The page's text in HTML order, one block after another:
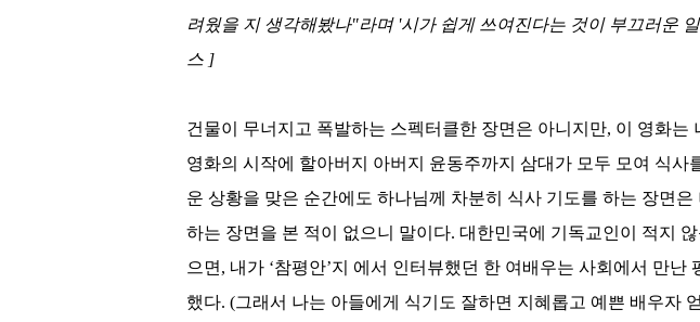
려웠을 지 생각해봤나"라며 '시가 쉽게 쓰여진다는 것이 부끄러운 일
스 ]
건물이 무너지고 폭발하는 스펙터클한 장면은 아니지만, 이 영화는
영화의 시작에 할아버지 아버지 윤동주까지 삼대가 모두 모여 식
운 상황을 맞은 순간에도 하나님께 차분히 식사 기도를 하는 장면
하는 장면을 본 적이 없으니 말이다. 대한민국에 기독교인이 적지
으면 , 내가 ‘참평안’지 에서 인터뷰했던 한 여배우는 사회에서 만난
했다. (그래서 나는 아들에게 식기도 잘하면 지혜롭고 예쁜 배우자